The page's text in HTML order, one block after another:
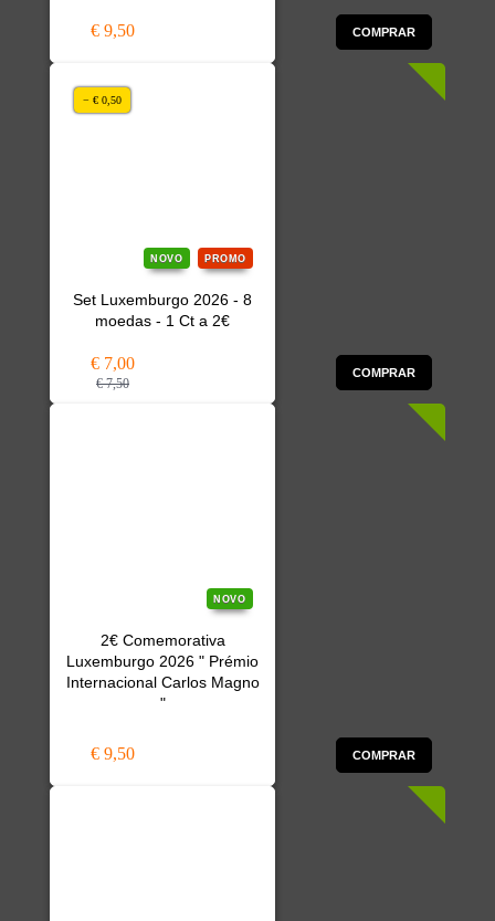
€ 9,50 COMPRAR
NOVO PROMO
Set Luxemburgo 2026 - 8
moedas - 1 Ct a 2€
€ 7,00
€ 7,50
COMPRAR
− € 0,50
NOVO
2€ Comemorativa
Luxemburgo 2026 " Prémio
Internacional Carlos Magno
"
€ 9,50 COMPRAR